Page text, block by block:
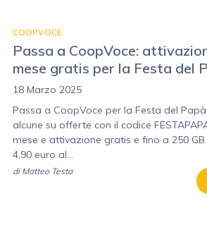
COOPVOCE
Passa a CoopVoce:
mese gratis per la Festa del
18 Marzo 2025
Passa a CoopVoce per la Festa del
alcune su offerte con il codice
mese e attivazione gratis e fino a 250
4,90 euro al...
di Matteo Testa